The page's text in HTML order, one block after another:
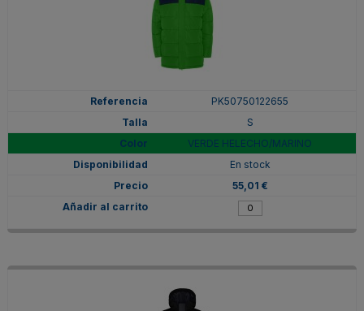
PK50750122655
S
VERDE HELECHO/MARINO
En stock
55,01 €